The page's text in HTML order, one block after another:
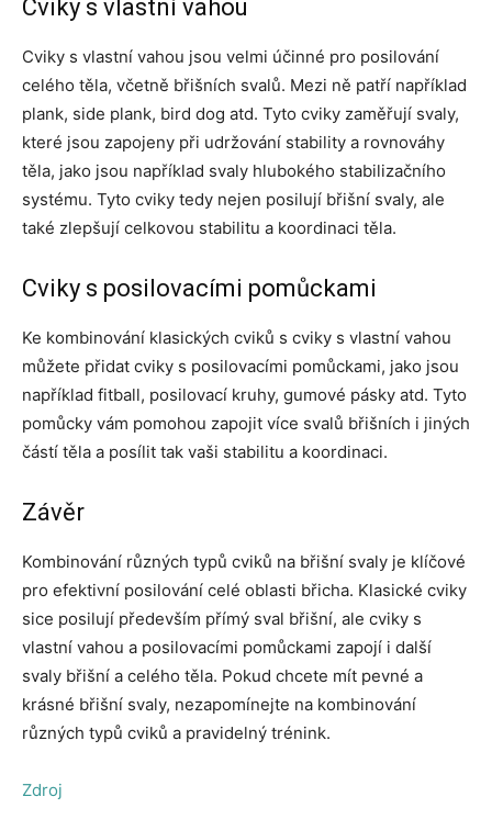
Cviky s vlastní vahou
Cviky s vlastní vahou jsou velmi účinné pro posilování
celého těla, včetně břišních svalů. Mezi ně patří například
plank, side plank, bird dog atd. Tyto cviky zaměřují svaly,
které jsou zapojeny při udržování stability a rovnováhy
těla, jako jsou například svaly hlubokého stabilizačního
systému. Tyto cviky tedy nejen posilují břišní svaly, ale
také zlepšují celkovou stabilitu a koordinaci těla.
Cviky s posilovacími pomůckami
Ke kombinování klasických cviků s cviky s vlastní vahou
můžete přidat cviky s posilovacími pomůckami, jako jsou
například fitball, posilovací kruhy, gumové pásky atd. Tyto
pomůcky vám pomohou zapojit více svalů břišních i jiných
částí těla a posílit tak vaši stabilitu a koordinaci.
Závěr
Kombinování různých typů cviků na břišní svaly je klíčové
pro efektivní posilování celé oblasti břicha. Klasické cviky
sice posilují především přímý sval břišní, ale cviky s
vlastní vahou a posilovacími pomůckami zapojí i další
svaly břišní a celého těla. Pokud chcete mít pevné a
krásné břišní svaly, nezapomínejte na kombinování
různých typů cviků a pravidelný trénink.
Zdroj